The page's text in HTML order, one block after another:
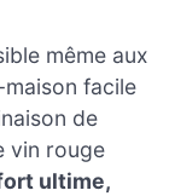
même aux
facile
de
vin rouge
ultime,